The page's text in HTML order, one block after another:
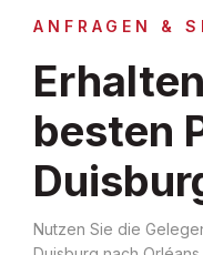
ANFRAGEN &
besten
Nutzen Sie die